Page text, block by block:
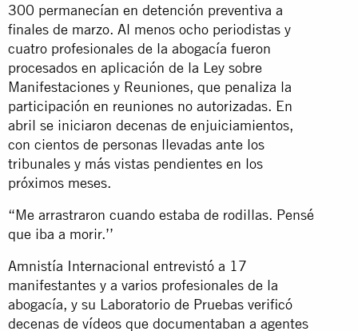
300 permanecían en detención preventiva a
finales de marzo. Al menos ocho periodistas y
cuatro profesionales de la abogacía fueron
procesados en aplicación de la Ley sobre
Manifestaciones y Reuniones, que penaliza la
participación en reuniones no autorizadas. En
abril se iniciaron decenas de enjuiciamientos,
con cientos de personas llevadas ante los
tribunales y más vistas pendientes en los
próximos meses.
“Me arrastraron cuando estaba de rodillas. Pensé
que iba a morir.’’
Amnistía Internacional entrevistó a 17
manifestantes y a varios profesionales de la
abogacía, y su Laboratorio de Pruebas verificó
decenas de vídeos que documentaban a agentes